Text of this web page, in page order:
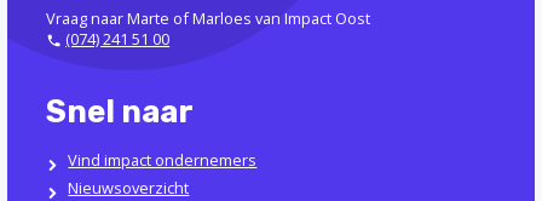
Vraag naar Marte of Marloes van Impact Oost
(074) 241 51 00
Snel naar
Vind impact ondernemers
Nieuwsoverzicht